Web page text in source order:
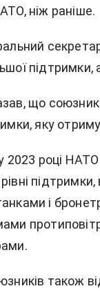
ніж раніше.
що
яку
2023 році
і
також